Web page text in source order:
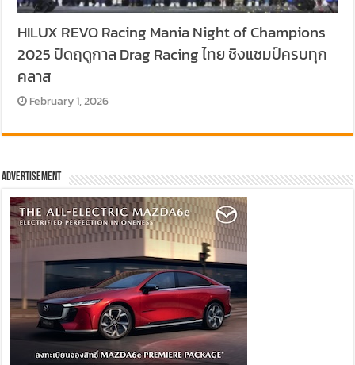
HILUX REVO Racing Mania Night of Champions
2025 ปิดฤดูกาล Drag Racing ไทย ชิงแชมป์ครบทุก
คลาส
February 1, 2026
Advertisement